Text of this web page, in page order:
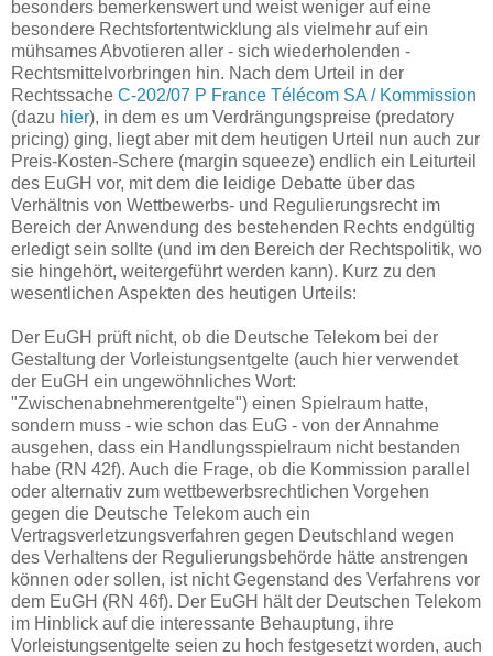
besonders bemerkenswert und weist weniger auf eine
besondere Rechtsfortentwicklung als vielmehr auf ein
mühsames Abvotieren aller - sich wiederholenden -
Rechtsmittelvorbringen hin. Nach dem Urteil in der
Rechtssache C-202/07 P France Télécom SA / Kommission
(dazu hier), in dem es um Verdrängungspreise (predatory
pricing) ging, liegt aber mit dem heutigen Urteil nun auch zur
Preis-Kosten-Schere (margin squeeze) endlich ein Leiturteil
des EuGH vor, mit dem die leidige Debatte über das
Verhältnis von Wettbewerbs- und Regulierungsrecht im
Bereich der Anwendung des bestehenden Rechts endgültig
erledigt sein sollte (und im den Bereich der Rechtspolitik, wo
sie hingehört, weitergeführt werden kann). Kurz zu den
wesentlichen Aspekten des heutigen Urteils:
Der EuGH prüft nicht, ob die Deutsche Telekom bei der
Gestaltung der Vorleistungsentgelte (auch hier verwendet
der EuGH ein ungewöhnliches Wort:
"Zwischenabnehmerentgelte") einen Spielraum hatte,
sondern muss - wie schon das EuG - von der Annahme
ausgehen, dass ein Handlungsspielraum nicht bestanden
habe (RN 42f). Auch die Frage, ob die Kommission parallel
oder alternativ zum wettbewerbsrechtlichen Vorgehen
gegen die Deutsche Telekom auch ein
Vertragsverletzungsverfahren gegen Deutschland wegen
des Verhaltens der Regulierungsbehörde hätte anstrengen
können oder sollen, ist nicht Gegenstand des Verfahrens vor
dem EuGH (RN 46f). Der EuGH hält der Deutschen Telekom
im Hinblick auf die interessante Behauptung, ihre
Vorleistungsentgelte seien zu hoch festgesetzt worden, auch